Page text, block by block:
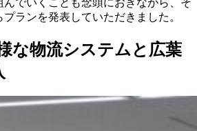
ランを発表していただきました。
な物流システムと広葉